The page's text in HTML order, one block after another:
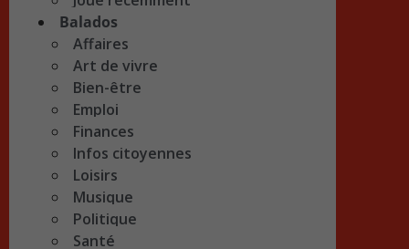
Balados
Affaires
Art de vivre
Bien-être
Emploi
Finances
Infos citoyennes
Loisirs
Musique
Politique
Santé